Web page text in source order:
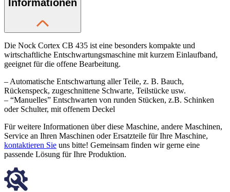
Informationen
Die Nock Cortex CB 435 ist eine besonders kompakte und
wirtschaftliche Entschwartungsmaschine mit kurzem Einlaufband,
geeignet für die offene Bearbeitung.
– Automatische Entschwartung aller Teile, z. B. Bauch,
Rückenspeck, zugeschnittene Schwarte, Teilstücke usw.
– “Manuelles” Entschwarten von runden Stücken, z.B. Schinken
oder Schulter, mit offenem Deckel
Für weitere Informationen über diese Maschine, andere Maschinen,
Service an Ihren Maschinen oder Ersatzteile für Ihre Maschine,
kontaktieren Sie uns bitte! Gemeinsam finden wir gerne eine
passende Lösung für Ihre Produktion.